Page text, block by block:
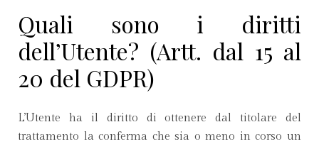
Quali sono i diritti
dell’Utente? (Artt. dal 15 al
20 del GDPR)
L’Utente ha il diritto di ottenere dal titolare del
trattamento la conferma che sia o meno in corso un